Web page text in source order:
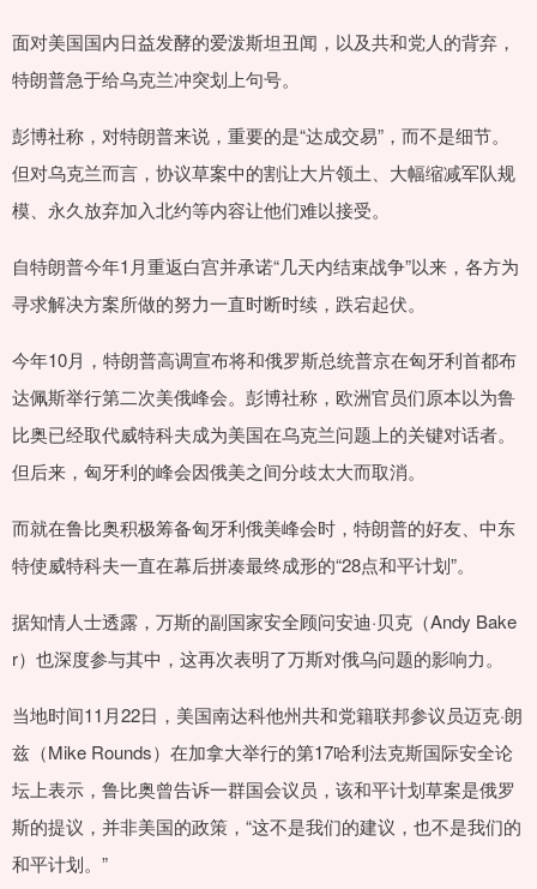
面对美国国内日益发酵的爱泼斯坦丑闻，以及共和党人的背弃，
特朗普急于给乌克兰冲突划上句号。
彭博社称，对特朗普来说，重要的是“达成交易”，而不是细节。
但对乌克兰而言，协议草案中的割让大片领土、大幅缩减军队规
模、永久放弃加入北约等内容让他们难以接受。
自特朗普今年1月重返白宫并承诺“几天内结束战争”以来，各方为
寻求解决方案所做的努力一直时断时续，跌宕起伏。
今年10月，特朗普高调宣布将和俄罗斯总统普京在匈牙利首都布
达佩斯举行第二次美俄峰会。彭博社称，欧洲官员们原本以为鲁
比奥已经取代威特科夫成为美国在乌克兰问题上的关键对话者。
但后来，匈牙利的峰会因俄美之间分歧太大而取消。
而就在鲁比奥积极筹备匈牙利俄美峰会时，特朗普的好友、中东
特使威特科夫一直在幕后拼凑最终成形的“28点和平计划”。
据知情人士透露，万斯的副国家安全顾问安迪·贝克（Andy Bake
r）也深度参与其中，这再次表明了万斯对俄乌问题的影响力。
当地时间11月22日，美国南达科他州共和党籍联邦参议员迈克·朗
兹（Mike Rounds）在加拿大举行的第17哈利法克斯国际安全论
坛上表示，鲁比奥曾告诉一群国会议员，该和平计划草案是俄罗
斯的提议，并非美国的政策，“这不是我们的建议，也不是我们的
和平计划。”